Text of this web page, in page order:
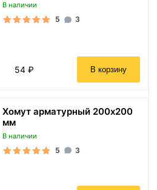
В наличии
5 3
54 ₽ В корзину
Хомут арматурный 200х200
мм
В наличии
5 3